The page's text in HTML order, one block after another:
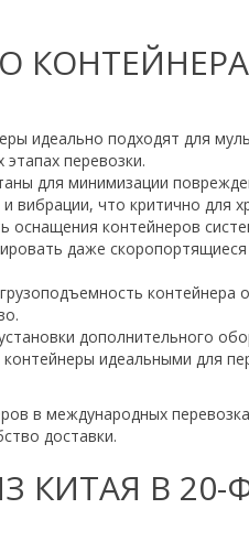
идеально подходят для
этапах перевозки.
для минимизации
что критично для
оснащения контейнеров
даже
контейнера
дополнительного
идеальными для
в международных
доставки.
КИТАЯ В